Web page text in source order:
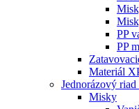
PP
PP
Materiál
Jednorázový
Misky